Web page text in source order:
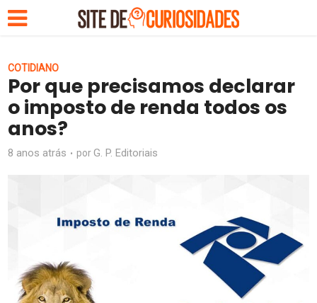
COTIDIANO
Por que precisamos declarar
o imposto de renda todos os
anos?
8 anos atrás porG. P. Editoriais